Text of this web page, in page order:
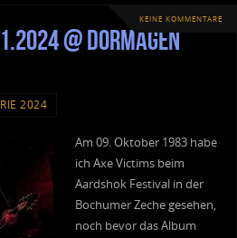
KEINE KOMMENTARE
@ Dormagen
2024
Am 09. Oktober 1983 habe
ich Axe Victims beim
Aardshok Festival in der
Bochumer Zeche gesehen,
noch bevor das Album